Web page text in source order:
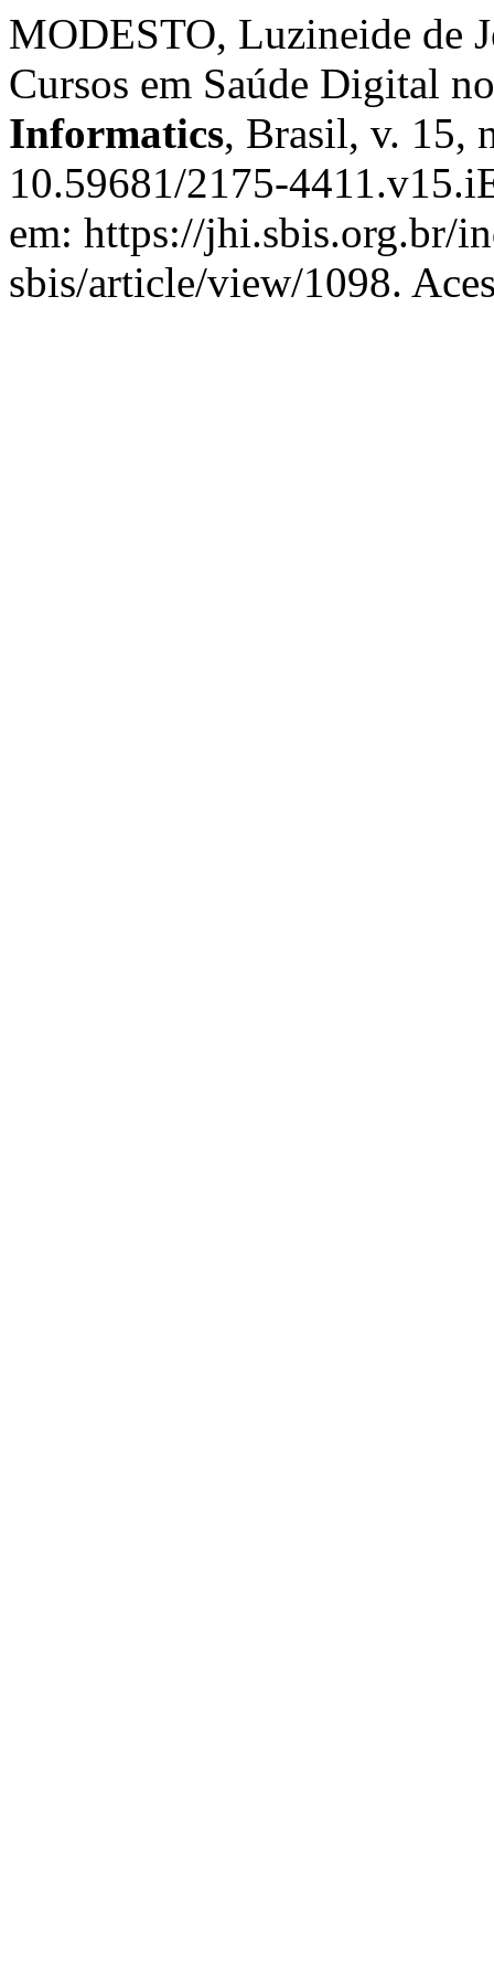
MODESTO, Luzineide de
Cursos em Saúde Digital
Informatics, Brasil, v. 15,
10.59681/2175-
em: https://jhi.sbis.org.br/
sbis/article/view/1098.